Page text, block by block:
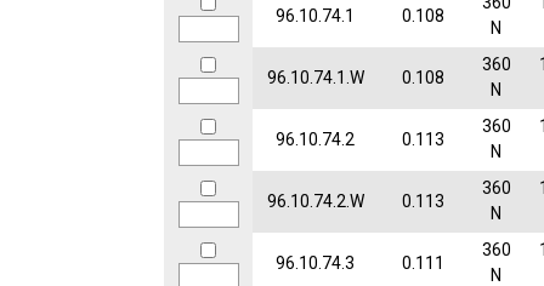
96.10.74.1 0.108
N
96.10.74.1.W 0.108
360
N
96.10.74.2 0.113
360
N
96.10.74.2.W 0.113
360
N
96.10.74.3 0.111
360
N